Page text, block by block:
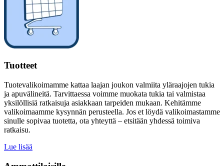
Tuotteet
Tuotevalikoimamme kattaa laajan joukon valmiita yläraajojen tukia
ja apuvälineitä. Tarvittaessa voimme muokata tukia tai valmistaa
yksilöllisiä ratkaisuja asiakkaan tarpeiden mukaan. Kehitämme
valikoimaamme kysynnän perusteella. Jos et löydä valikoimastamme
sinulle sopivaa tuotetta, ota yhteyttä – etsitään yhdessä toimiva
ratkaisu.
Lue lisää